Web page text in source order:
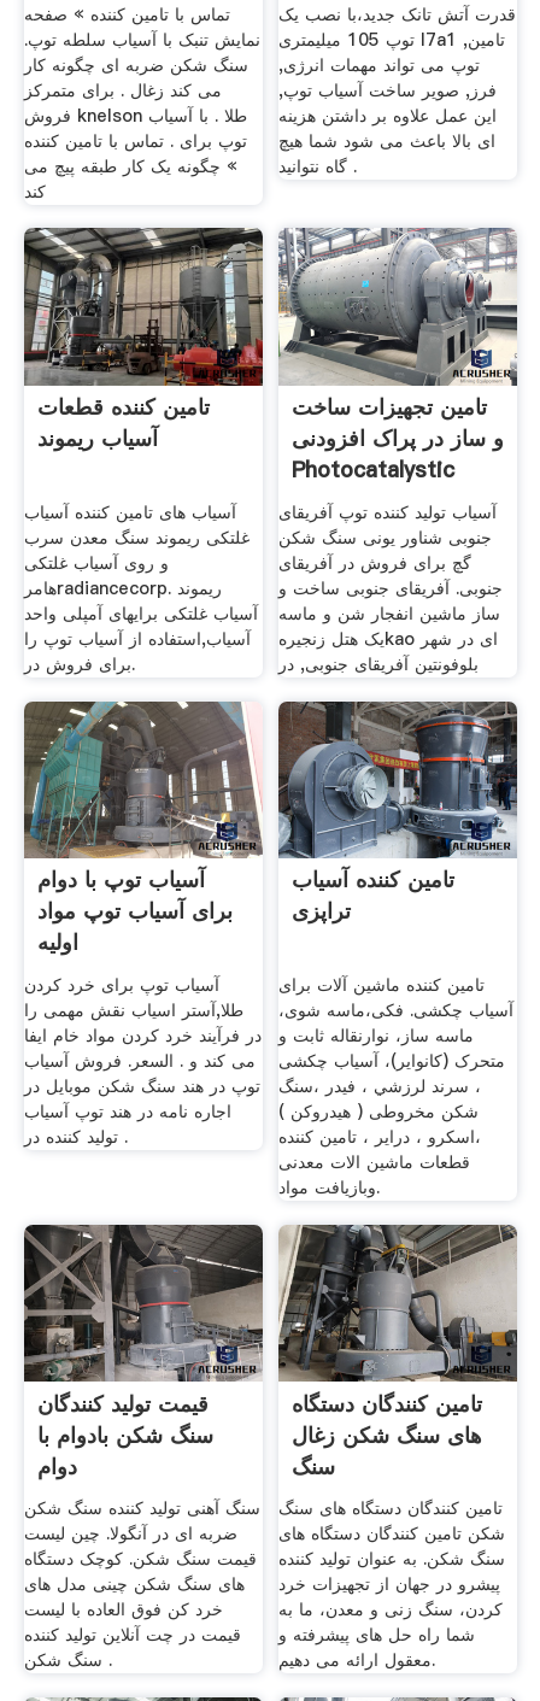
تماس با تامین کننده » صفحه
نمایش تنبک با آسیاب سلطه توپ.
سنگ شکن ضربه ای چگونه کار
می کند زغال . برای متمرکز
فروش knelson طلا . با آسیاب
توپ برای . تماس با تامین کننده
» چگونه یک کار طبقه پیچ می
کند
قدرت آتش تانک جدید،با نصب یک
توپ 105 میلیمتری l7a1 تامین,
توپ می تواند مهمات انرژی,
فرز, صویر ساخت آسیاب توپ,
این عمل علاوه بر داشتن هزینه
ای بالا باعث می شود شما هیچ
گاه نتوانید .
تامین کننده قطعات
آسیاب ریموند
آسیاب های تامین کننده آسیاب
غلتکی ریموند سنگ معدن سرب
و روی آسیاب غلتکی
هامرradiancecorp. ریموند
آسیاب غلتکی برایهای آمپلی واحد
آسیاب,استفاده از آسیاب توپ را
برای فروش در.
تامین تجهیزات ساخت
و ساز در پراک افزودنی
Photocatalystic
آسیاب تولید کننده توپ آفریقای
جنوبی شناور یونی سنگ شکن
گچ برای فروش در آفریقای
جنوبی. آفریقای جنوبی ساخت و
ساز ماشین انفجار شن و ماسه
یک هتل زنجیرهkao ای در شهر
بلوفونتین آفریقای جنوبی, در
آسیاب توپ با دوام
برای آسیاب توپ مواد
اولیه
آسیاب توپ برای خرد کردن
طلا,آستر اسیاب نقش مهمی را
در فرآیند خرد کردن مواد خام ایفا
می کند و . السعر. فروش آسیاب
توپ در هند سنگ شکن موبایل در
اجاره نامه در هند توپ آسیاب
تولید کننده در .
تامین کننده آسیاب
تراپزی
تامین کننده ماشین آلات برای
آسیاب چکشی. فکی،ماسه شوی،
ماسه ساز، نوارنقاله ثابت و
متحرک (کانوایر)، آسیاب چکشی
، سرند لرزشي ، فيدر ،سنگ
شکن مخروطی ( هیدروکن )
،اسکرو ، دراير ، تامین کننده
قطعات ماشین الات معدنی
وبازیافت مواد.
قیمت تولید کنندگان
سنگ شکن بادوام با
دوام
سنگ آهنی تولید کننده سنگ شکن
ضربه ای در آنگولا. چین لیست
قیمت سنگ شکن. کوچک دستگاه
های سنگ شکن چینی مدل های
خرد کن فوق العاده با لیست
قیمت در چت آنلاین تولید کننده
سنگ شکن .
تامین کنندگان دستگاه
های سنگ شکن زغال
سنگ
تامین کنندگان دستگاه های سنگ
شکن تامین کنندگان دستگاه های
سنگ شکن. به عنوان تولید کننده
پیشرو در جهان از تجهیزات خرد
کردن، سنگ زنی و معدن، ما به
شما راه حل های پیشرفته و
معقول ارائه می دهیم.